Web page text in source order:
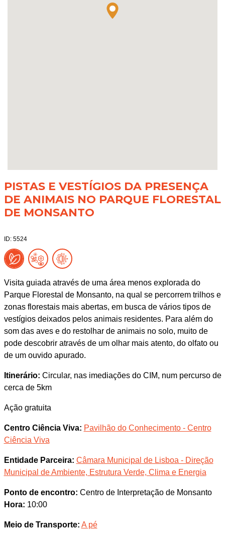
PISTAS E VESTÍGIOS DA PRESENÇA
DE ANIMAIS NO PARQUE FLORESTAL
DE MONSANTO
ID: 5524
Visita guiada através de uma área menos explorada do
Parque Florestal de Monsanto, na qual se percorrem trilhos e
zonas florestais mais abertas, em busca de vários tipos de
vestígios deixados pelos animais residentes. Para além do
som das aves e do restolhar de animais no solo, muito de
pode descobrir através de um olhar mais atento, do olfato ou
de um ouvido apurado.
Itinerário: Circular, nas imediações do CIM, num percurso de
cerca de 5km
Ação gratuita
Centro Ciência Viva: Pavilhão do Conhecimento - Centro
Ciência Viva
Entidade Parceira: Câmara Municipal de Lisboa - Direção
Municipal de Ambiente, Estrutura Verde, Clima e Energia
Ponto de encontro: Centro de Interpretação de Monsanto
Hora: 10:00
Meio de Transporte: A pé